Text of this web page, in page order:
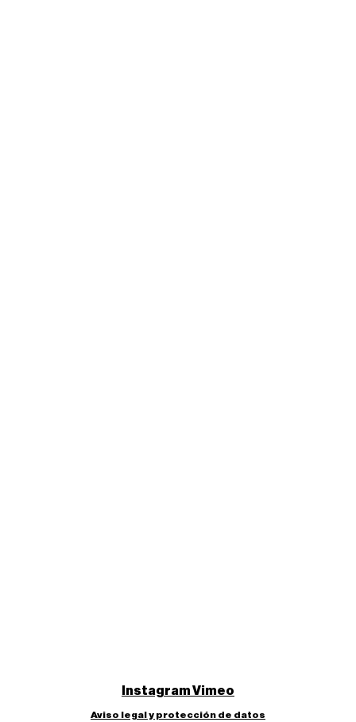
InstagramVimeo
Aviso legal y protección de datos